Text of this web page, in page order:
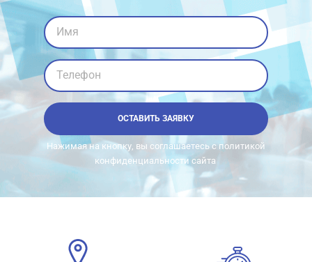
Имя
Телефон
ОСТАВИТЬ ЗАЯВКУ
Нажимая на кнопку, вы соглашаетесь с политикой
конфиденциальности сайта